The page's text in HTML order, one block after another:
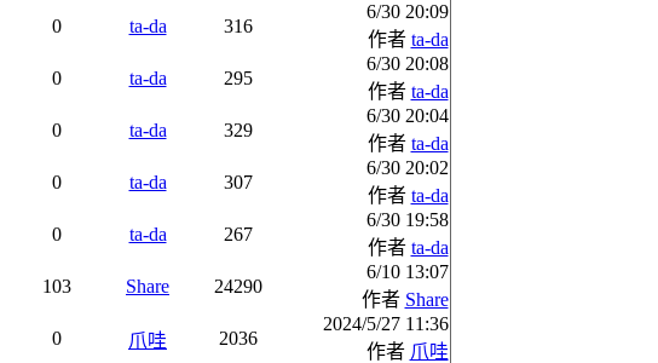
0 ta-da 316
6/30 20:09
作者 ta-da
0 ta-da 295
6/30 20:08
作者 ta-da
0 ta-da 329
6/30 20:04
作者 ta-da
0 ta-da 307
6/30 20:02
作者 ta-da
0 ta-da 267
6/30 19:58
作者 ta-da
103 Share 24290
6/10 13:07
作者 Share
0 爪哇 2036
2024/5/27 11:36
作者 爪哇